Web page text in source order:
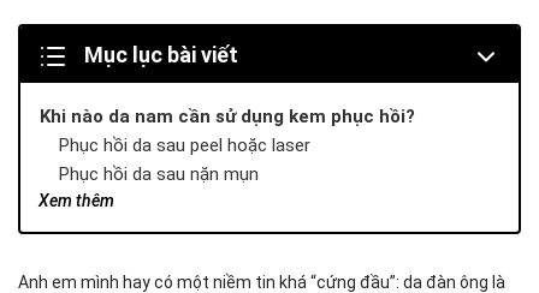
Mục lục bài viết
Xem thêm
Khi nào da nam cần sử dụng kem phục hồi?
Phục hồi da sau peel hoặc laser
Phục hồi da sau nặn mụn
Phục hồi da bị bào mòn hoặc dị ứng mỹ phẩm
Top 1: Kem Dưỡng Ẩm Derma Pro Men Stay Simplicity
Top 2: La Roche-Posay Cicaplast Baume B5+
Anh em mình hay có một niềm tin khá “cứng đầu”: da đàn ông là